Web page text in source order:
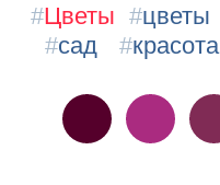
#Цветы #цветы
#сад #красота